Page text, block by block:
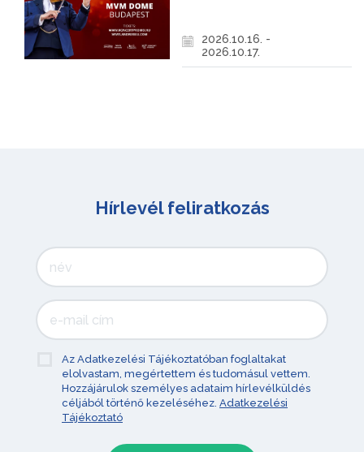
2026.10.16. -
2026.10.17.
Hírlevél feliratkozás
Az Adatkezelési Tájékoztatóban foglaltakat
elolvastam, megértettem és tudomásul vettem.
Hozzájárulok személyes adataim hírlevélküldés
céljából történő kezeléséhez. Adatkezelési
Tájékoztató